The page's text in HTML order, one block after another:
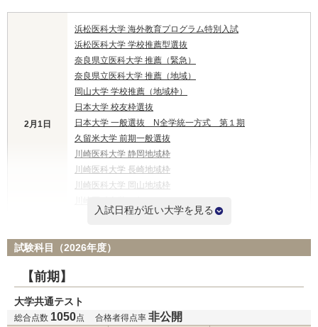
2月1日
浜松医科大学 海外教育プログラム特別入試
浜松医科大学 学校推薦型選抜
奈良県立医科大学 推薦（緊急）
奈良県立医科大学 推薦（地域）
岡山大学 学校推薦（地域枠）
日本大学 校友枠選抜
日本大学 一般選抜 N全学統一方式 第１期
久留米大学 前期一般選抜
川崎医科大学 静岡地域枠
川崎医科大学 長崎地域枠
川崎医科大学 岡山地域枠
国際医療福祉大学 一般前期
杏林大学 外国人留学生選抜
杏林大学 新潟県地域枠選抜
杏林大学 群馬県地域枠
杏林大学 一般選抜
入試日程が近い大学を見る
試験科目（2026年度）
【前期】
大学共通テスト
総合点数 1050点 合格者得点率 非公開